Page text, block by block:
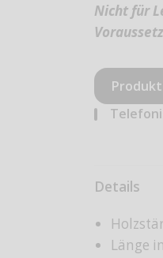
Nicht für
Details
Länge